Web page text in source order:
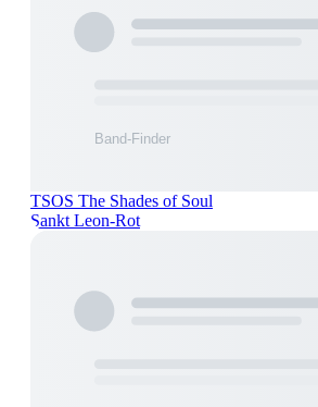
TSOS The Shades of Soul
Sankt Leon-Rot